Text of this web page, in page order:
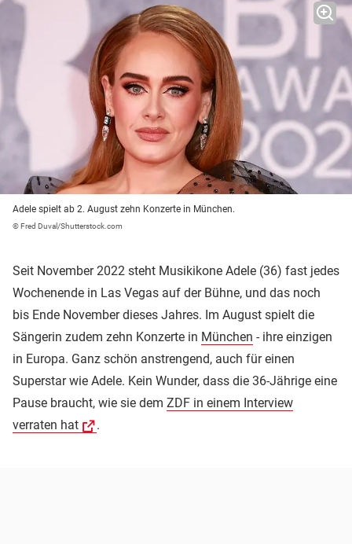
Adele spielt ab 2. August zehn Konzerte in München.
© Fred Duval/Shutterstock.com
Seit November 2022 steht Musikikone Adele (36) fast jedes
Wochenende in Las Vegas auf der Bühne, und das noch
bis Ende November dieses Jahres. Im August spielt die
Sängerin zudem zehn Konzerte in München - ihre einzigen
in Europa. Ganz schön anstrengend, auch für einen
Superstar wie Adele. Kein Wunder, dass die 36-Jährige eine
Pause braucht, wie sie dem ZDF in einem Interview
verraten hat
.